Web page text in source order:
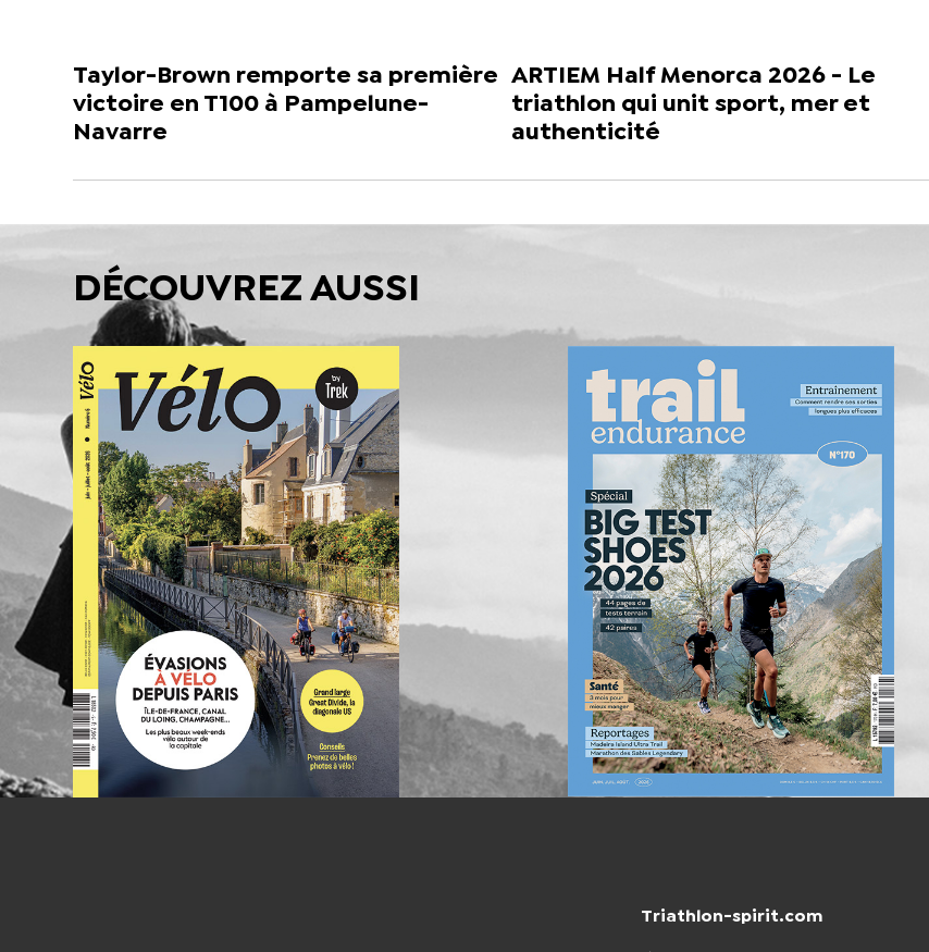
Triathlon-spirit.com
Taylor-Brown remporte sa première
victoire en T100 à Pampelune-
Navarre
ARTIEM Half Menorca 2026 - Le
triathlon qui unit sport, mer et
authenticité
DÉCOUVREZ AUSSI
BOUTIQUE